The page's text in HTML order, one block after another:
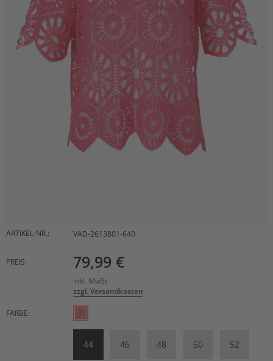
ARTIKEL-NR.: VAD-2613801-640
PREIS: 79,99 €
inkl. MwSt.
zzgl. Versandkosten
FARBE:
44 46 48 50 52